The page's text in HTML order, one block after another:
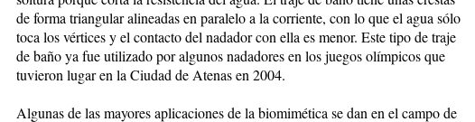
de forma triangular alineadas en paralelo a la corriente, con lo que el agua sólo
toca los vértices y el contacto del nadador con ella es menor. Este tipo de traje
de baño ya fue utilizado por algunos nadadores en los juegos olímpicos que
tuvieron lugar en la Ciudad de Atenas en 2004.
Algunas de las mayores aplicaciones de la biomimética se dan en el campo de